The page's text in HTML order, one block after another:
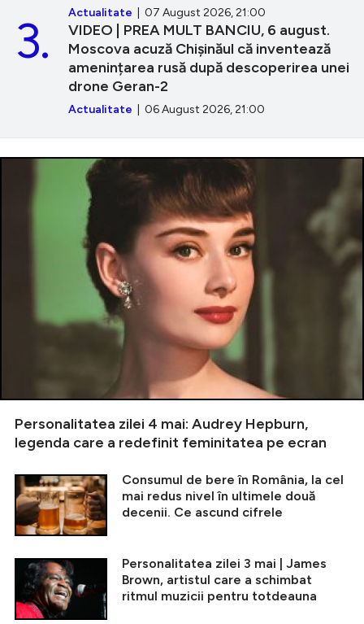
Actualitate | 07 August 2026, 21:00
VIDEO | PREA MULT BANCIU, 6 august.
Moscova acuză Chișinăul că inventează
amenințarea rusă după descoperirea unei
drone Geran-2
Actualitate | 06 August 2026, 21:00
3.
Personalitatea zilei 4 mai: Audrey Hepburn,
legenda care a redefinit feminitatea pe ecran
Consumul de bere în România, la cel
mai redus nivel în ultimele două
decenii. Ce ascund cifrele
Personalitatea zilei 3 mai | James
Brown, artistul care a schimbat
ritmul muzicii pentru totdeauna